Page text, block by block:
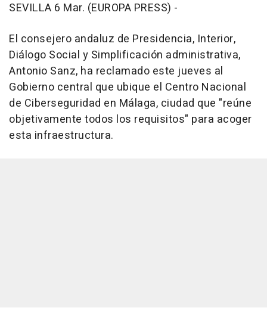
SEVILLA 6 Mar. (EUROPA PRESS) -
El consejero andaluz de Presidencia, Interior,
Diálogo Social y Simplificación administrativa,
Antonio Sanz, ha reclamado este jueves al
Gobierno central que ubique el Centro Nacional
de Ciberseguridad en Málaga, ciudad que "reúne
objetivamente todos los requisitos" para acoger
esta infraestructura.